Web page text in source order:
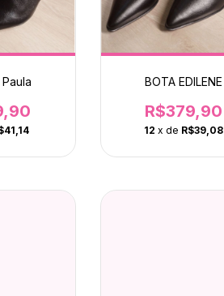
BOTA EDILENE
R$379,90
12 x de R$39,08